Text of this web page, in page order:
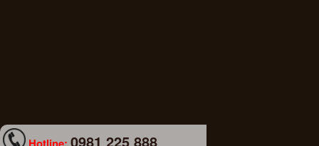
0981 225 888